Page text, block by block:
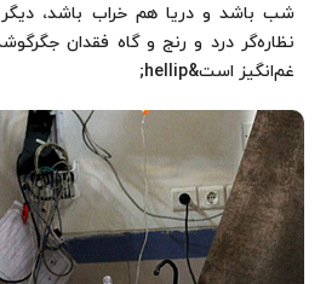
شب باشد و دریا هم خراب باشد، دیگر
نظاره‌گر درد و رنج و گاه فقدان
غم‌انگیز است&hellip;